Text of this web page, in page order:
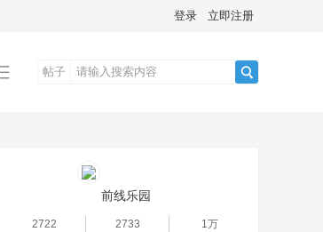
登录 立即注册
帖子
前线乐园
2722
2733
1万